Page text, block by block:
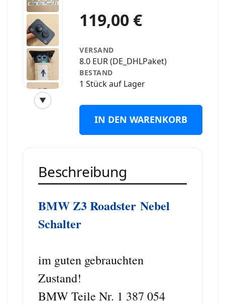
▼
‹
119,00 €
VERSAND
8.0 EUR (DE_DHLPaket)
BESTAND
1 Stück auf Lager
IN DEN WARENKORB
Beschreibung
BMWZ3 Roadster Nebel
Schalter
im guten gebrauchten
Zustand!
BMW Teile Nr. 1 387 054